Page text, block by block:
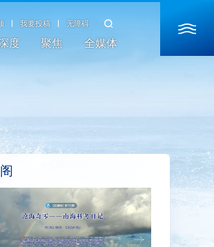
我要投稿 无障碍
度 聚焦 全媒体